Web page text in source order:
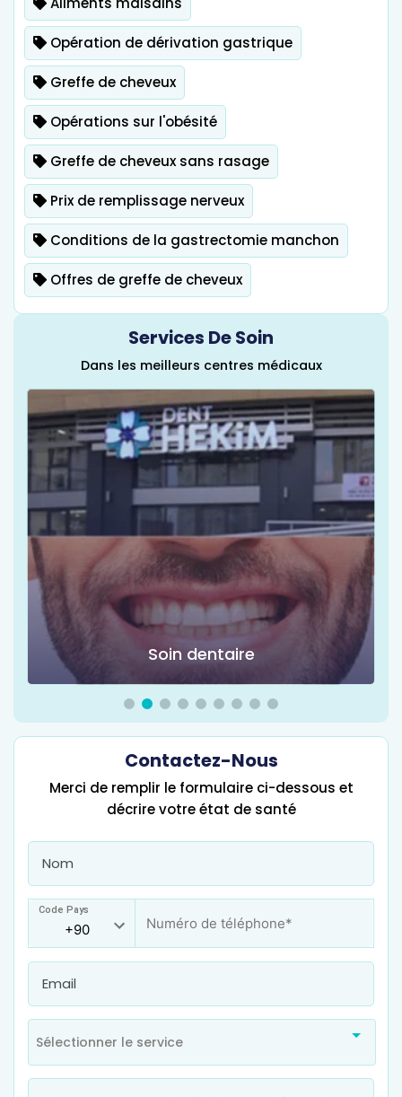
Opération de dérivation gastrique
Greffe de cheveux
Opérations sur l'obésité
Greffe de cheveux sans rasage
Prix ​​de remplissage nerveux
Conditions de la gastrectomie manchon
Offres de greffe de cheveux
Services De Soin
Dans les meilleurs centres médicaux
Soin dentaire
Contactez-Nous
Merci de remplir le formulaire ci-dessous et
décrire votre état de santé
Code Pays
Sélectionner le service